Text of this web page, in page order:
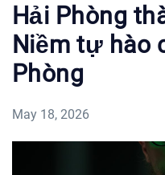
Hải Phòng
Niềm tự hào
Phòng
May 18, 2026